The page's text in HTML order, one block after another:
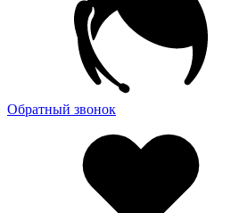
Обратный звонок